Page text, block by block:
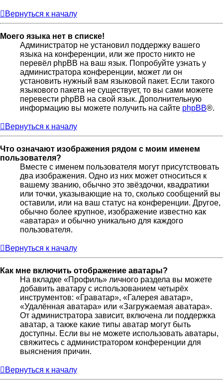
Вернуться к началу
Моего языка нет в списке!
Администратор не установил поддержку вашего
языка на конференции, или же просто никто не
перевёл phpBB на ваш язык. Попробуйте узнать у
администратора конференции, может ли он
установить нужный вам языковой пакет. Если такого
языкового пакета не существует, то вы сами можете
перевести phpBB на свой язык. Дополнительную
информацию вы можете получить на сайте phpBB®.
Вернуться к началу
Что означают изображения рядом с моим именем
пользователя?
Вместе с именем пользователя могут присутствовать
два изображения. Одно из них может относиться к
вашему званию, обычно это звёздочки, квадратики
или точки, указывающие на то, сколько сообщений вы
оставили, или на ваш статус на конференции. Другое,
обычно более крупное, изображение известно как
«аватара» и обычно уникально для каждого
пользователя.
Вернуться к началу
Как мне включить отображение аватары?
На вкладке «Профиль» личного раздела вы можете
добавить аватару с использованием четырёх
инструментов: «Граватар», «Галерея аватар»,
«Удалённая аватара» или «Загружаемая аватара».
От администратора зависит, включена ли поддержка
аватар, а также какие типы аватар могут быть
доступны. Если вы не можете использовать аватары,
свяжитесь с администратором конференции для
выяснения причин.
Вернуться к началу